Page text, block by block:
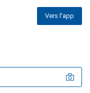
Vers l'app